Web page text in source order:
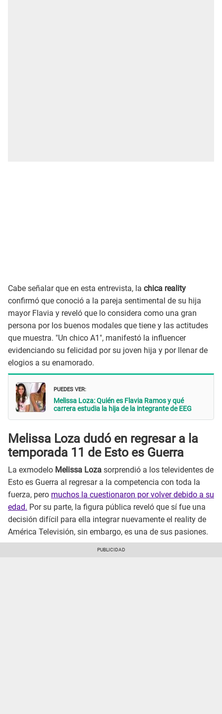
Cabe señalar que en esta entrevista, la chica reality
confirmó que conoció a la pareja sentimental de su hija
mayor Flavia y reveló que lo considera como una gran
persona por los buenos modales que tiene y las actitudes
que muestra. "Un chico A1", manifestó la influencer
evidenciando su felicidad por su joven hija y por llenar de
elogios a su enamorado.
PUEDES VER:
Melissa Loza: Quién es Flavia Ramos y qué
carrera estudia la hija de la integrante de EEG
Melissa Loza dudó en regresar a la
temporada 11 de Esto es Guerra
La exmodelo Melissa Loza sorprendió a los televidentes de
Esto es Guerra al regresar a la competencia con toda la
fuerza, pero muchos la cuestionaron por volver debido a su
edad. Por su parte, la figura pública reveló que sí fue una
decisión difícil para ella integrar nuevamente el reality de
América Televisión, sin embargo, es una de sus pasiones.